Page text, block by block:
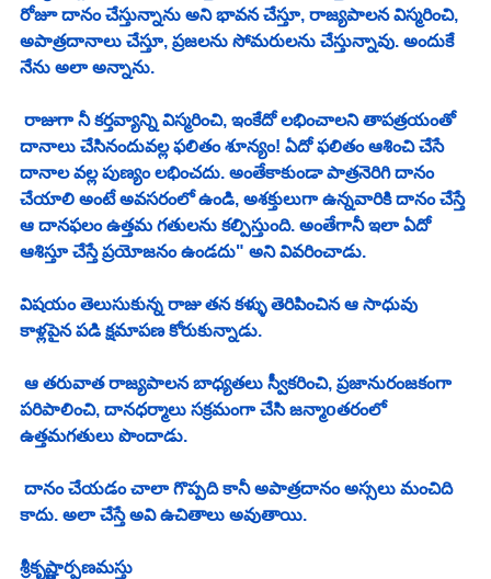
రోజూ దానం చేస్తున్నాను అని భావన చేస్తూ, రాజ్యపాలన విస్మరించి,
అపాత్రదానాలు చేస్తూ, ప్రజలను సోమరులను చేస్తున్నావు. అందుకే
నేను అలా అన్నాను.
రాజుగా నీ కర్తవ్యాన్ని విస్మరించి, ఇంకేదో లభించాలని తాపత్రయంతో
దానాలు చేసినందువల్ల ఫలితం శూన్యం! ఏదో ఫలితం ఆశించి చేసే
దానాల వల్ల పుణ్యం లభించదు. అంతేకాకుండా పాత్రనెరిగి దానం
చేయాలి అంటే అవసరంలో ఉండి, అశక్తులుగా ఉన్నవారికి దానం చేస్తే
ఆ దానఫలం ఉత్తమ గతులను కల్పిస్తుంది. అంతేగానీ ఇలా ఏదో
ఆశిస్తూ చేస్తే ప్రయోజనం ఉండదు" అని వివరించాడు.
విషయం తెలుసుకున్న రాజు తన కళ్ళు తెరిపించిన ఆ సాధువు
కాళ్లపైన పడి క్షమాపణ కోరుకున్నాడు.
ఆ తరువాత రాజ్యపాలన బాధ్యతలు స్వీకరించి, ప్రజానురంజకంగా
పరిపాలించి, దానధర్మాలు సక్రమంగా చేసి జన్మాoతరంలో
ఉత్తమగతులు పొందాడు.
దానం చేయడం చాలా గొప్పది కానీ అపాత్రదానం అస్సలు మంచిది
కాదు. అలా చేస్తే అవి ఉచితాలు అవుతాయి.
శ్రీకృష్ణార్పణమస్తు